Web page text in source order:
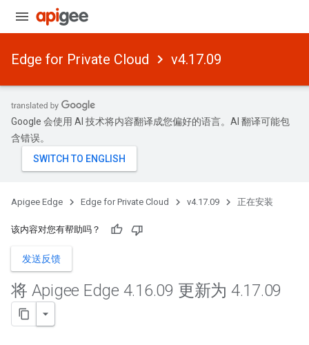
Edge for Private Cloud v4.17.09
Google 会使用 AI 技术将内容翻译成您偏好的语言。AI 翻译可能包
含错误。
Apigee Edge Edge for Private Cloud v4.17.09 正在安装
该内容对您有帮助吗？
发送反馈
将 Apigee Edge 4.16.09 更新为 4.17.09